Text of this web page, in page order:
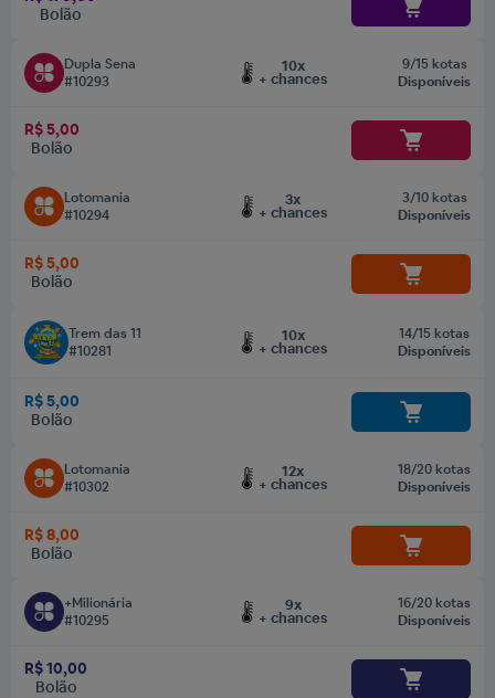
Bolão
Dupla Sena
#10293
10x
+ chances
9/15 kotas
Disponíveis
R$ 5,00
Bolão
Lotomania
#10294
3x
+ chances
3/10 kotas
Disponíveis
R$ 5,00
Bolão
Trem das 11
#10281
10x
+ chances
14/15 kotas
Disponíveis
R$ 5,00
Bolão
Lotomania
#10302
12x
+ chances
18/20 kotas
Disponíveis
R$ 8,00
Bolão
+Milionária
#10295
9x
+ chances
16/20 kotas
Disponíveis
R$ 10,00
Bolão